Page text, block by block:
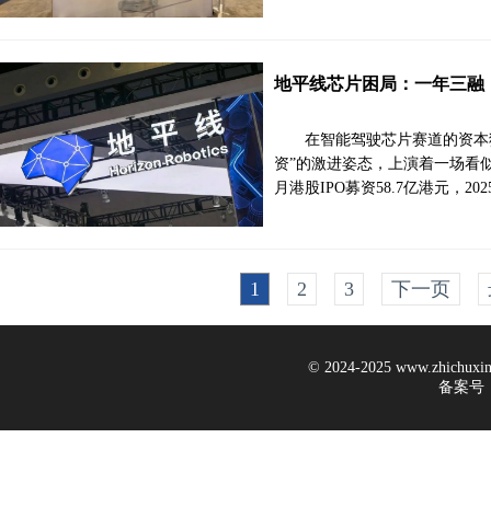
地平线芯片困局：一年三融
在智能驾驶芯片赛道的资
资”的激进姿态，上演着一场看
月港股IPO募资58.7亿港元，
1 2 3 下一页
© 2024-2025
备案号